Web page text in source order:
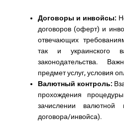
Договоры и инвойсы:
договоров (оферт) и
отвечающих
так и украинского
законодательства.
предмет услуг, условия
Валютный контроль:
прохождения
зачислении валютной
договора/инвойса).